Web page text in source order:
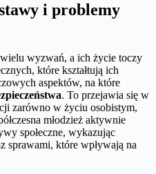
i problemy
wyzwań, a ich życie toczy
które kształtują ich
aspektów, na które
. To przejawia się w
zarówno w życiu osobistym,
młodzież aktywnie
społeczne, wykazując
sprawami, które wpływają na